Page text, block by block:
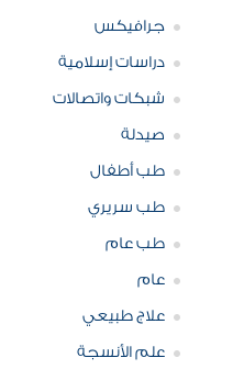
جرافيكس
دراسات إسلامية
شبكات واتصالات
صيدلة
طب أطفال
طب سريري
طب عام
عام
علاج طبيعي
علم الأنسجة